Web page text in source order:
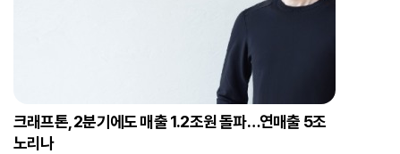
크래프톤, 2분기에도 매출 1.2조원 돌파…연매출 5조
노리나